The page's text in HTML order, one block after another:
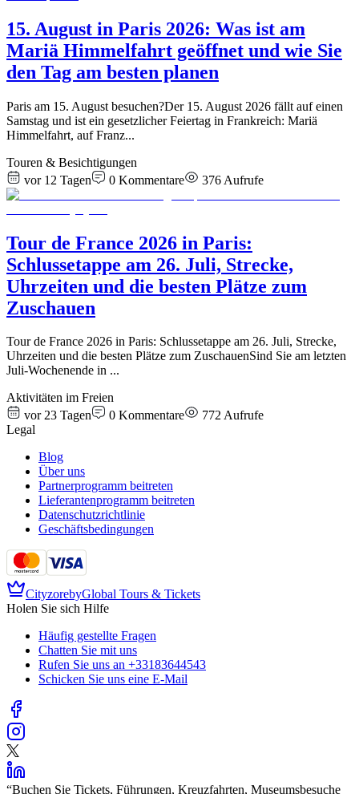
15. August in Paris 2026: Was ist am
Mariä Himmelfahrt geöffnet und wie Sie
den Tag am besten planen
Paris am 15. August besuchen?Der 15. August 2026 fällt auf einen
Samstag und ist ein gesetzlicher Feiertag in Frankreich: Mariä
Himmelfahrt, auf Franz...
Touren & Besichtigungen
vor 12 Tagen
0 Kommentare 376 Aufrufe
Tour de France 2026 in Paris:
Schlussetappe am 26. Juli, Strecke,
Uhrzeiten und die besten Plätze zum
Zuschauen
Tour de France 2026 in Paris: Schlussetappe am 26. Juli, Strecke,
Uhrzeiten und die besten Plätze zum ZuschauenSind Sie am letzten
Juli-Wochenende in ...
Aktivitäten im Freien
vor 23 Tagen
0 Kommentare 772Aufrufe
Legal
Blog
Über uns
Partnerprogramm beitreten
Lieferantenprogramm beitreten
Datenschutzrichtlinie
Geschäftsbedingungen
CityzorebyGlobal Tours & Tickets
Holen Sie sich Hilfe
Häufig gestellte Fragen
Chatten Sie mit uns
Rufen Sie uns an +33183644543
Schicken Sie uns eine E-Mail
“Buchen Sie Tickets, Führungen, Kreuzfahrten, Museumsbesuche